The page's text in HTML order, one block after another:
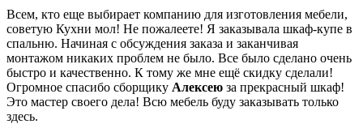
Всем, кто еще выбирает компанию для изготовления мебели,
советую Кухни мол! Не пожалеете! Я заказывала шкаф-купе в
спальню. Начиная с обсуждения заказа и заканчивая
монтажом никаких проблем не было. Все было сделано очень
быстро и качественно. К тому же мне ещё скидку сделали!
Огромное спасибо сборщику Алексею за прекрасный шкаф!
Это мастер своего дела! Всю мебель буду заказывать только
здесь.